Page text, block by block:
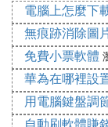
電腦上怎麼下
無痕跡消除圖
免費小票軟體
華為在哪裡設
用電腦鍵盤調